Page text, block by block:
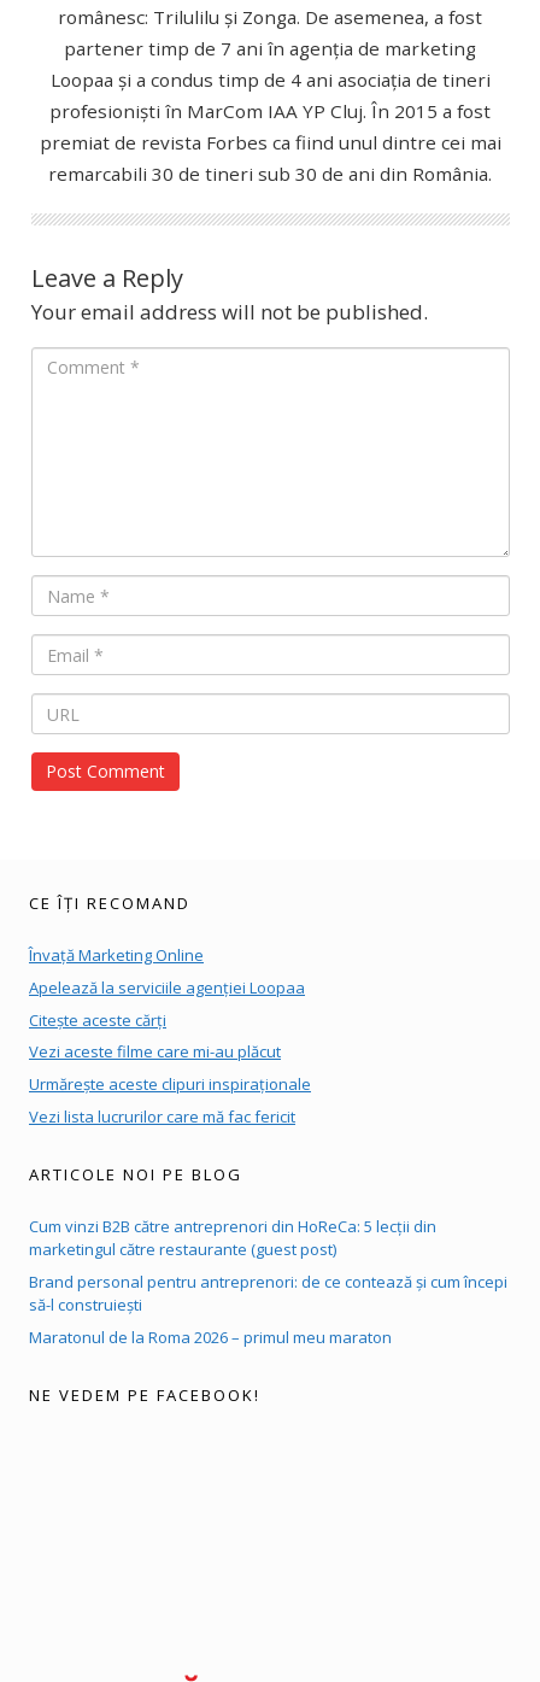
românesc: Trilulilu și Zonga. De asemenea, a fost
partener timp de 7 ani în agenția de marketing
Loopaa și a condus timp de 4 ani asociația de tineri
profesioniști în MarCom IAA YP Cluj. În 2015 a fost
premiat de revista Forbes ca fiind unul dintre cei mai
remarcabili 30 de tineri sub 30 de ani din România.
Leave a Reply
Your email address will not be published.
CE ÎȚI RECOMAND
Învață Marketing Online
Apelează la serviciile agenției Loopaa
Citește aceste cărți
Vezi aceste filme care mi-au plăcut
Urmărește aceste clipuri inspiraționale
Vezi lista lucrurilor care mă fac fericit
ARTICOLE NOI PE BLOG
Cum vinzi B2B către antreprenori din HoReCa: 5 lecții din
marketingul către restaurante (guest post)
Brand personal pentru antreprenori: de ce contează și cum începi
să-l construiești
Maratonul de la Roma 2026 – primul meu maraton
NE VEDEM PE FACEBOOK!